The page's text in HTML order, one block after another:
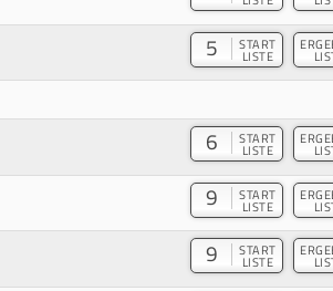
5 START
LISTE
6 START
LISTE
9 START
LISTE
9 START
LISTE